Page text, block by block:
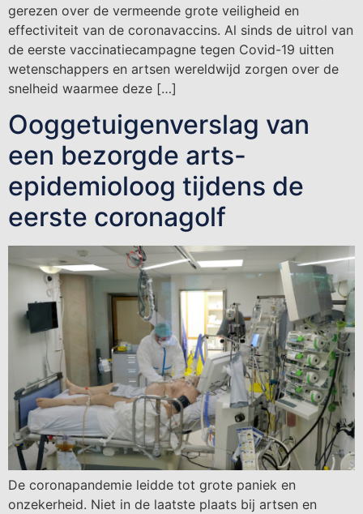
gerezen over de vermeende grote veiligheid en
effectiviteit van de coronavaccins. Al sinds de uitrol van
de eerste vaccinatiecampagne tegen Covid-19 uitten
wetenschappers en artsen wereldwijd zorgen over de
snelheid waarmee deze […]
Ooggetuigenverslag van
een bezorgde arts-
epidemioloog tijdens de
eerste coronagolf
De coronapandemie leidde tot grote paniek en
onzekerheid. Niet in de laatste plaats bij artsen en